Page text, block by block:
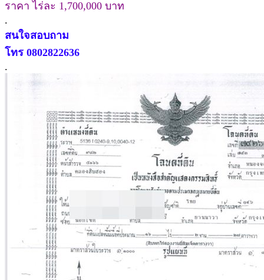
ราคา ไร่ละ 1,700,000 บาท
.
สนใจสอบถาม
โทร 0802822636
.